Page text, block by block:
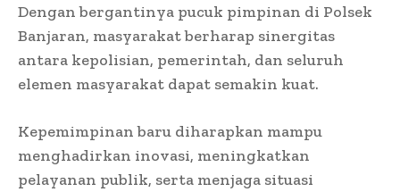
Dengan bergantinya pucuk pimpinan di Polsek
Banjaran, masyarakat berharap sinergitas
antara kepolisian, pemerintah, dan seluruh
elemen masyarakat dapat semakin kuat.
Kepemimpinan baru diharapkan mampu
menghadirkan inovasi, meningkatkan
pelayanan publik, serta menjaga situasi